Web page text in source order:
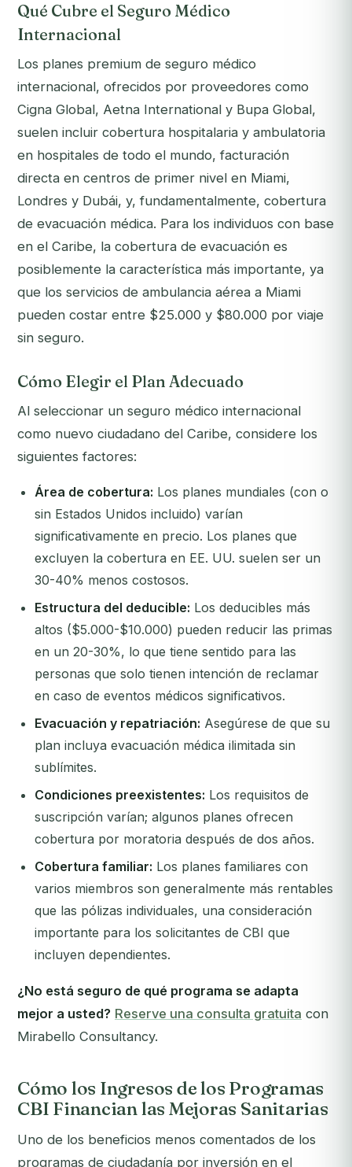
Qué Cubre el Seguro Médico
Internacional
Los planes premium de seguro médico
internacional, ofrecidos por proveedores como
Cigna Global, Aetna International y Bupa Global,
suelen incluir cobertura hospitalaria y ambulatoria
en hospitales de todo el mundo, facturación
directa en centros de primer nivel en Miami,
Londres y Dubái, y, fundamentalmente, cobertura
de evacuación médica. Para los individuos con base
en el Caribe, la cobertura de evacuación es
posiblemente la característica más importante, ya
que los servicios de ambulancia aérea a Miami
pueden costar entre $25.000 y $80.000 por viaje
sin seguro.
Cómo Elegir el Plan Adecuado
Al seleccionar un seguro médico internacional
como nuevo ciudadano del Caribe, considere los
siguientes factores:
Área de cobertura: Los planes mundiales (con o
sin Estados Unidos incluido) varían
significativamente en precio. Los planes que
excluyen la cobertura en EE. UU. suelen ser un
30-40% menos costosos.
Estructura del deducible: Los deducibles más
altos ($5.000-$10.000) pueden reducir las primas
en un 20-30%, lo que tiene sentido para las
personas que solo tienen intención de reclamar
en caso de eventos médicos significativos.
Evacuación y repatriación: Asegúrese de que su
plan incluya evacuación médica ilimitada sin
sublímites.
Condiciones preexistentes: Los requisitos de
suscripción varían; algunos planes ofrecen
cobertura por moratoria después de dos años.
Cobertura familiar: Los planes familiares con
varios miembros son generalmente más rentables
que las pólizas individuales, una consideración
importante para los solicitantes de CBI que
incluyen dependientes.
¿No está seguro de qué programa se adapta
mejor a usted? Reserve una consulta gratuita con
Mirabello Consultancy.
Cómo los Ingresos de los Programas
CBI Financian las Mejoras Sanitarias
Uno de los beneficios menos comentados de los
programas de ciudadanía por inversión en el